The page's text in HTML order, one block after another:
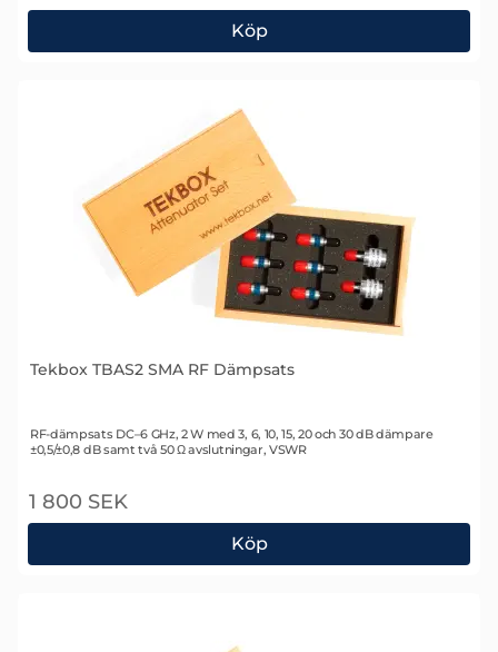
Köp
Tekbox TBAS1 N RF Dämpsats
Tekbox TBAS2 SMA RF Dämpsats
Art. nr 2125
RF-dämpsats DC–6 GHz, 2 W med 3, 6, 10, 15, 20 och 30 dB dämpare
±0,5/±0,8 dB samt två 50 Ω avslutningar, VSWR
1 800 SEK
Köp
Tekbox TBAS2 SMA RF Dämpsats